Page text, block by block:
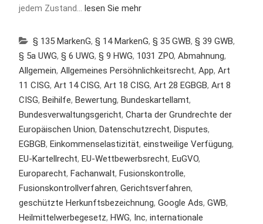
jedem Zustand… lesen Sie mehr
§ 135 MarkenG, § 14 MarkenG, § 35 GWB, § 39 GWB,
§ 5a UWG, § 6 UWG, § 9 HWG, 1031 ZPO, Abmahnung,
Allgemein, Allgemeines Persöhnlichkeitsrecht, App, Art
11 CISG, Art 14 CISG, Art 18 CISG, Art 28 EGBGB, Art 8
CISG, Beihilfe, Bewertung, Bundeskartellamt,
Bundesverwaltungsgericht, Charta der Grundrechte der
Europäischen Union, Datenschutzrecht, Disputes,
EGBGB, Einkommenselastizität, einstweilige Verfügung,
EU-Kartellrecht, EU-Wettbewerbsrecht, EuGVO,
Europarecht, Fachanwalt, Fusionskontrolle,
Fusionskontrollverfahren, Gerichtsverfahren,
geschützte Herkunftsbezeichnung, Google Ads, GWB,
Heilmittelwerbegesetz, HWG, Inc, internationale